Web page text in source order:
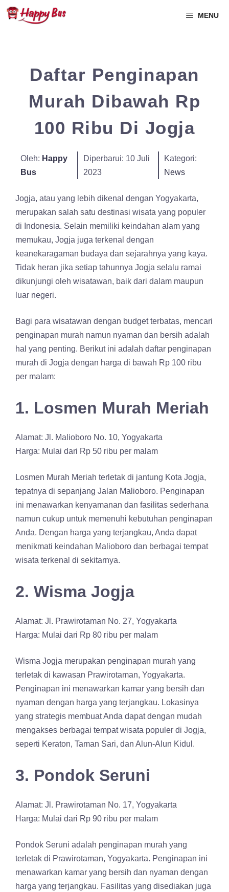
MENU
Daftar Penginapan
Murah Dibawah Rp
100 Ribu Di Jogja
Oleh: Happy
Bus
Diperbarui: 10 Juli
2023
Kategori:
News
Jogja, atau yang lebih dikenal dengan Yogyakarta,
merupakan salah satu destinasi wisata yang populer
di Indonesia. Selain memiliki keindahan alam yang
memukau, Jogja juga terkenal dengan
keanekaragaman budaya dan sejarahnya yang kaya.
Tidak heran jika setiap tahunnya Jogja selalu ramai
dikunjungi oleh wisatawan, baik dari dalam maupun
luar negeri.
Bagi para wisatawan dengan budget terbatas, mencari
penginapan murah namun nyaman dan bersih adalah
hal yang penting. Berikut ini adalah daftar penginapan
murah di Jogja dengan harga di bawah Rp 100 ribu
per malam:
1. Losmen Murah Meriah
Alamat: Jl. Malioboro No. 10, Yogyakarta
Harga: Mulai dari Rp 50 ribu per malam
Losmen Murah Meriah terletak di jantung Kota Jogja,
tepatnya di sepanjang Jalan Malioboro. Penginapan
ini menawarkan kenyamanan dan fasilitas sederhana
namun cukup untuk memenuhi kebutuhan penginapan
Anda. Dengan harga yang terjangkau, Anda dapat
menikmati keindahan Malioboro dan berbagai tempat
wisata terkenal di sekitarnya.
2. Wisma Jogja
Alamat: Jl. Prawirotaman No. 27, Yogyakarta
Harga: Mulai dari Rp 80 ribu per malam
Wisma Jogja merupakan penginapan murah yang
terletak di kawasan Prawirotaman, Yogyakarta.
Penginapan ini menawarkan kamar yang bersih dan
nyaman dengan harga yang terjangkau. Lokasinya
yang strategis membuat Anda dapat dengan mudah
mengakses berbagai tempat wisata populer di Jogja,
seperti Keraton, Taman Sari, dan Alun-Alun Kidul.
3. Pondok Seruni
Alamat: Jl. Prawirotaman No. 17, Yogyakarta
Harga: Mulai dari Rp 90 ribu per malam
Pondok Seruni adalah penginapan murah yang
terletak di Prawirotaman, Yogyakarta. Penginapan ini
menawarkan kamar yang bersih dan nyaman dengan
harga yang terjangkau. Fasilitas yang disediakan juga